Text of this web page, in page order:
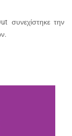
συνεχίστηκε την